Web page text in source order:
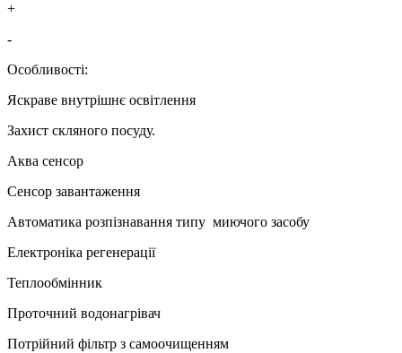
+
-
Особливості:
Яскраве внутрішнє освітлення
Захист скляного посуду.
Аква сенсор
Сенсор завантаження
Автоматика розпізнавання типу миючого засобу
Електроніка регенерації
Теплообмінник
Проточний водонагрівач
Потрійний фільтр з самоочищенням